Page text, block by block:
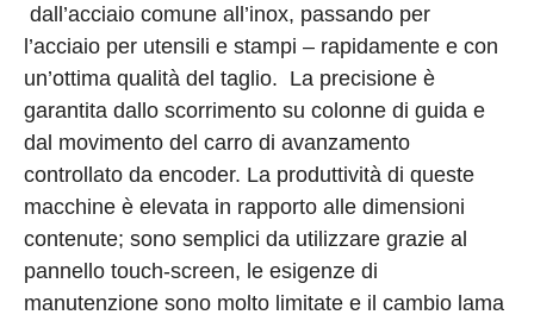
dall’acciaio comune all’inox, passando per
l’acciaio per utensili e stampi – rapidamente e con
un’ottima qualità del taglio. La precisione è
garantita dallo scorrimento su colonne di guida e
dal movimento del carro di avanzamento
controllato da encoder. La produttività di queste
macchine è elevata in rapporto alle dimensioni
contenute; sono semplici da utilizzare grazie al
pannello touch-screen, le esigenze di
manutenzione sono molto limitate e il cambio lama